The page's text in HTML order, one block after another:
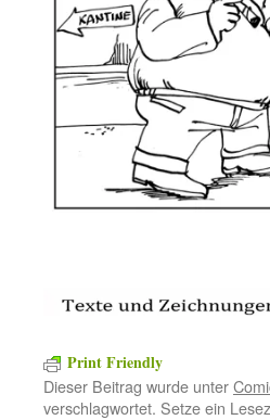
Print Friendly
Dieser Beitrag wurde unter
verschlagwortet. Setze ein